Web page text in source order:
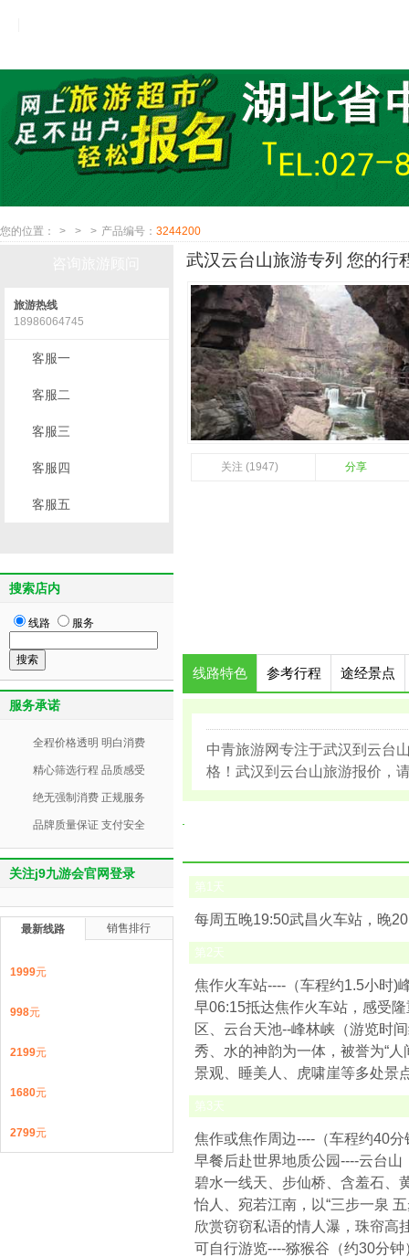
您的位置： > > > 产品编号： 3244200
武汉云台山旅游专列 您的行
关注 (1947) 分享
线路特色 参考行程 途经景点
中青旅游网专注于武汉到云台
格！武汉到云台山旅游报价，
第1天
每周五晚19:50武昌火车站，晚
第2天
焦作火车站----（车程约1.5小时)
早06:15抵达焦作火车站，感受
区、云台天池--峰林峡（游览时
秀、水的神韵为一体，被誉为“
景观、睡美人、虎啸崖等多处景
第3天
焦作或焦作周边----（车程约40
早餐后赴世界地质公园----云台山
碧水一线天、步仙桥、含羞石、
怡人、宛若江南，以“三步一泉
欣赏窃窃私语的情人瀑，珠帘高
可自行游览----猕猴谷（约30分
旅游热线
18986064745
客服一
客服二
客服三
客服四
客服五
搜索店内
线路 服务
服务承诺
全程价格透明 明白消费
精心筛选行程 品质感受
绝无强制消费 正规服务
品牌质量保证 支付安全
关注j9九游会官网登录
最新线路 销售排行
1999元
998元
2199元
1680元
2799元